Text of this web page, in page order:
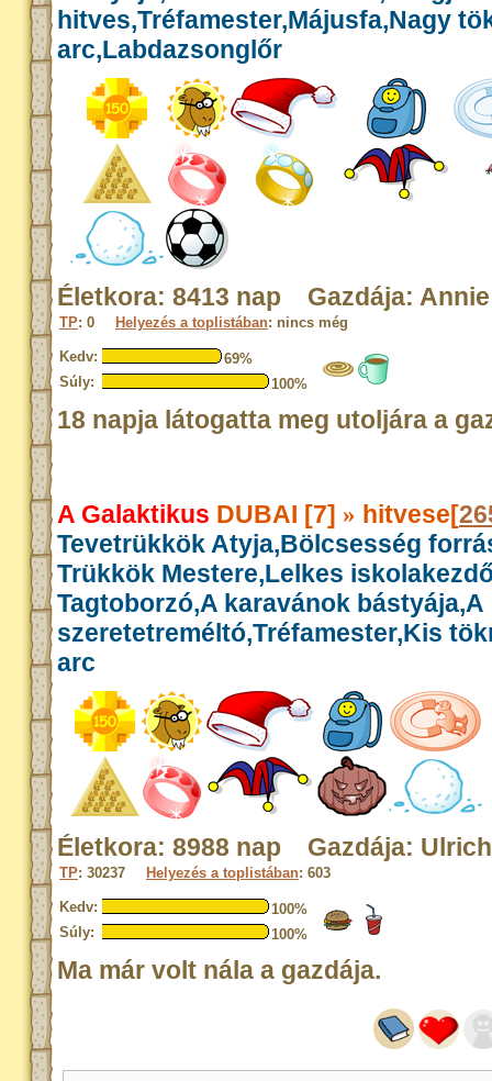
hitves,Tréfamester,Májusfa,Nagy
arc,Labdazsonglőr
Életkora: 8413 nap Gazdája: Annie
TP: 0 Helyezés a toplistában: nincs még
Kedv:
69%
Súly:
100%
18 napja látogatta meg utoljára a
A Galaktikus DUBAI [7] » hitvese[
Tevetrükkök Atyja,Bölcsesség
Trükkök Mestere,Lelkes
Tagtoborzó,A karavánok bástyája,A
szeretetreméltó,Tréfamester,Kis
arc
Életkora: 8988 nap Gazdája:
TP: 30237 Helyezés a toplistában: 603
Kedv:
100%
Súly:
100%
Ma már volt nála a gazdája.